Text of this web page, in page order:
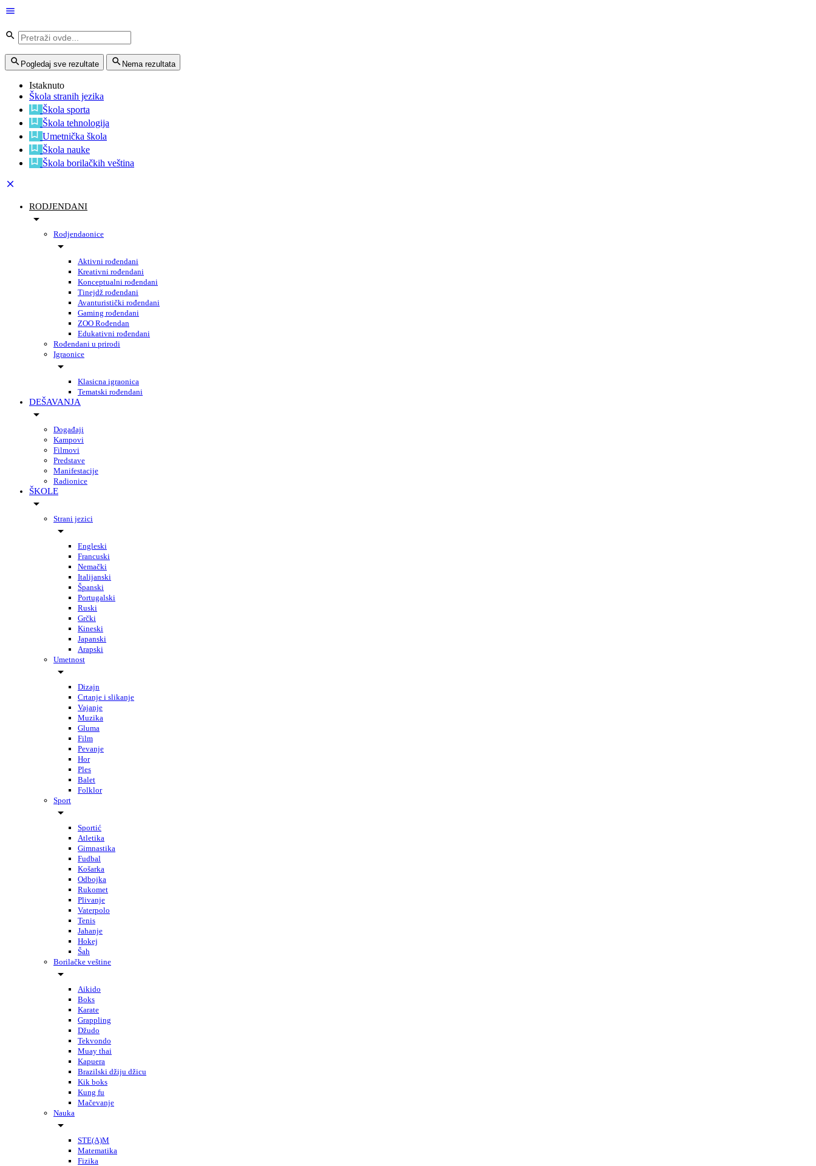
Pogledaj sve rezultate Nema rezultata
Istaknuto
Škola stranih jezika
Škola sporta
Škola tehnologija
Umetnička škola
Škola nauke
Škola borilačkih veština
RODJENDANI
Rodjendaonice
Aktivni rođendani
Kreativni rođendani
Konceptualni rođendani
Tinejdž rođendani
Avanturistički rođendani
Gaming rođendani
ZOO Rođendan
Edukativni rođendani
Rođendani u prirodi
Igraonice
Klasicna igraonica
Tematski rođendani
DEŠAVANJA
Događaji
Kampovi
Filmovi
Predstave
Manifestacije
Radionice
ŠKOLE
Strani jezici
Engleski
Francuski
Nemački
Italijanski
Španski
Portugalski
Ruski
Grčki
Kineski
Japanski
Arapski
Umetnost
Dizajn
Crtanje i slikanje
Vajanje
Muzika
Gluma
Film
Pevanje
Hor
Ples
Balet
Folklor
Sport
Sportić
Atletika
Gimnastika
Fudbal
Košarka
Odbojka
Rukomet
Plivanje
Vaterpolo
Tenis
Jahanje
Hokej
Šah
Borilačke veštine
Aikido
Boks
Karate
Grappling
Džudo
Tekvondo
Muay thai
Kapuera
Brazilski džiju džicu
Kik boks
Kung fu
Mačevanje
Nauka
STE(A)M
Matematika
Fizika